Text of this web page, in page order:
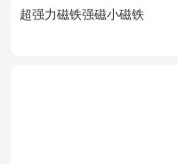
超强力磁铁强磁小磁铁